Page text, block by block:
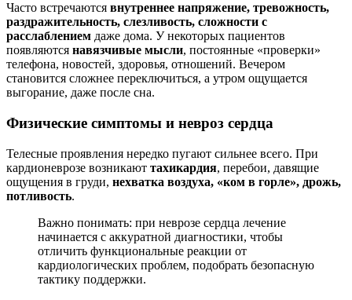
Часто встречаются внутреннее напряжение, тревожность,
раздражительность, слезливость, сложности с
расслаблением даже дома. У некоторых пациентов
появляются навязчивые мысли, постоянные «проверки»
телефона, новостей, здоровья, отношений. Вечером
становится сложнее переключиться, а утром ощущается
выгорание, даже после сна.
Физические симптомы и невроз сердца
Телесные проявления нередко пугают сильнее всего. При
кардионеврозе возникают тахикардия, перебои, давящие
ощущения в груди, нехватка воздуха, «ком в горле», дрожь,
потливость.
Важно понимать: при неврозе сердца лечение
начинается с аккуратной диагностики, чтобы
отличить функциональные реакции от
кардиологических проблем, подобрать безопасную
тактику поддержки.